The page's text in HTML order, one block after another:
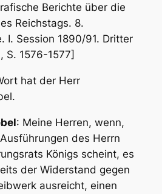
Berichte über die
Reichstags. 8.
I. Session 1890/91. Dritter
S. 1576-1577]
hat der Herr
: Meine Herren, wenn,
des Herrn
Königs scheint, es
der Widerstand gegen
ausreicht, einen